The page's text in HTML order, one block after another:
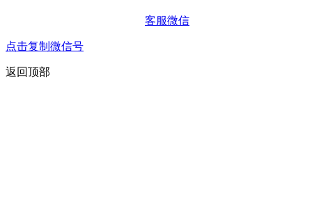
客服微信
点击复制微信号
返回顶部